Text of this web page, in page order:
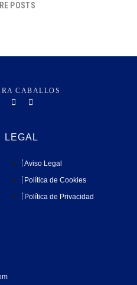
POSTS
CABALLOS
LEGAL
Aviso Legal
Política de Cookies
Política de Privacidad